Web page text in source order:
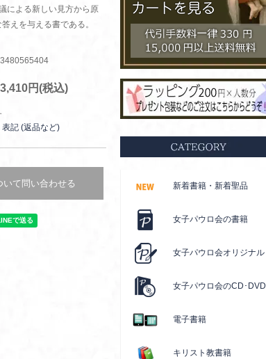
による新しい見方から原
えを与える書である。
3480565404
3,410円(税込)
記 (返品など)
いて問い合わせる 新着書籍・新着聖品
女子パウロ会の書籍
女子パウロ会オリジナル
女子パウロ会のCD･DVD
電子書籍
キリスト教書籍